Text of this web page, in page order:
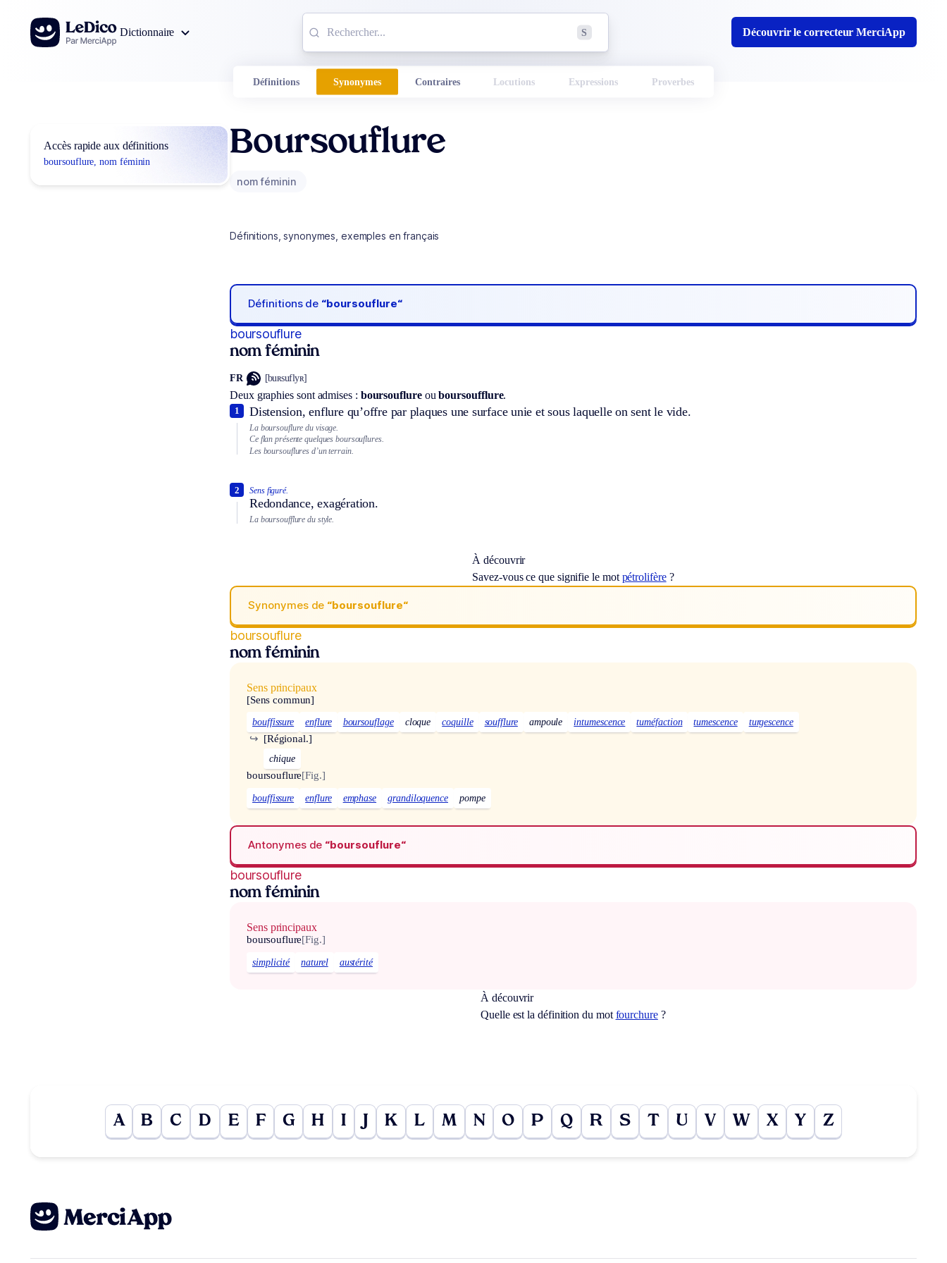
Aller au contenu
Dictionnaire
S Découvrir le correcteur MerciApp
Définitions Synonymes Contraires Locutions Expressions Proverbes
Accès rapide aux définitions
boursouflure, nom féminin
Boursouflure
nom féminin
Définitions, synonymes, exemples en français
Définitions de “boursouflure“
boursouflure
nom féminin
FR [buʀsuflyʀ]
Deux graphies sont admises : boursouflureouboursoufflure.
Distension, enflure qu’offre par plaques une surface unie et sous laquelle on sent le vide.
1
La boursouflure du visage.
Ce flan présente quelques boursouflures.
Les boursouflures d’un terrain.
Sens figuré.
Redondance, exagération.
2
La boursoufflure du style.
À découvrir
Savez-vous ce que signifie le mot pétrolifère?
Synonymes de “boursouflure“
boursouflure
nom féminin
Sens principaux
[Sens commun]
bouffissure enflure boursouflage cloque coquille soufflure ampoule intumescence tuméfaction tumescence turgescence
[Régional.]
↪
chique
boursouflure[Fig.]
bouffissure enflure emphase grandiloquence pompe
Antonymes de “boursouflure“
boursouflure
nom féminin
Sens principaux
boursouflure[Fig.]
simplicité naturel austérité
À découvrir
Quelle est la définition du mot fourchure?
A B C D E F G H I K L M N O P Q R S T U V W X Y Z